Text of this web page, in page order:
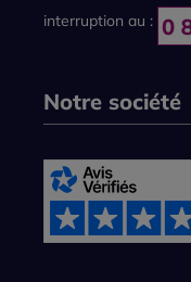
interruption au :
Notre société